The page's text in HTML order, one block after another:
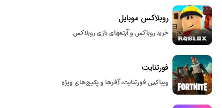
روبلاکس موبایل
خرید روباکس و آیتمهای بازی روبلاکس
فورتنایت
ویباکس فورتنایت، آفرها و پکیج‌های ویژه